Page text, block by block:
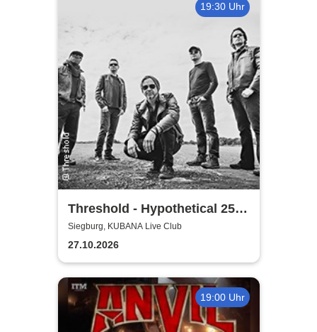
19:30 Uhr
Threshold - Hypothetical 25th
Anniversary Tour
Siegburg, KUBANA Live Club
27.10.2026
19:00 Uhr